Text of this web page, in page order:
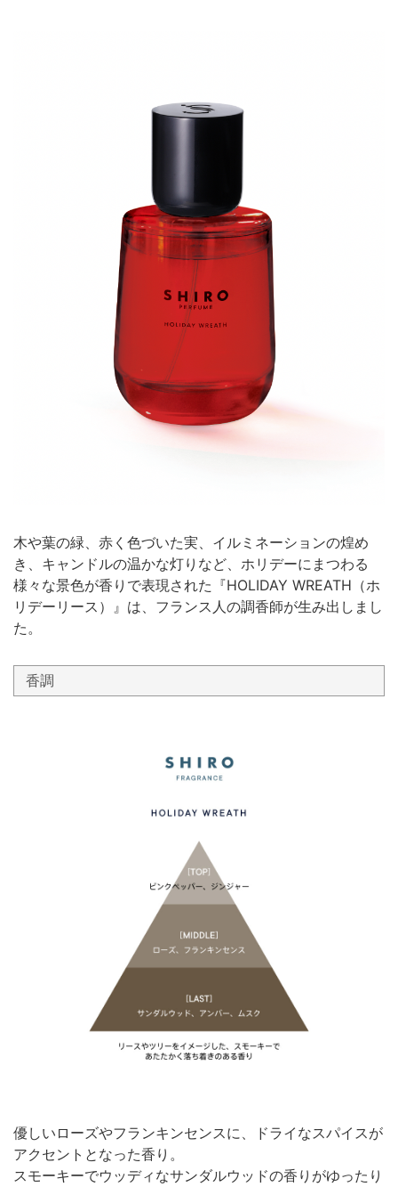
木や葉の緑、赤く色づいた実、イルミネーションの煌め
き、キャンドルの温かな灯りなど、ホリデーにまつわる
様々な景色が香りで表現された『HOLIDAY WREATH（ホ
リデーリース）』は、フランス人の調香師が生み出しまし
た。
香調
優しいローズやフランキンセンスに、ドライなスパイスが
アクセントとなった香り。
スモーキーでウッディなサンダルウッドの香りがゆったり